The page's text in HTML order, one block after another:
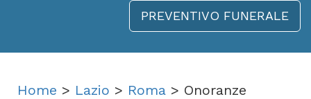
PREVENTIVO FUNERALE
Home > Lazio > Roma > Onoranze